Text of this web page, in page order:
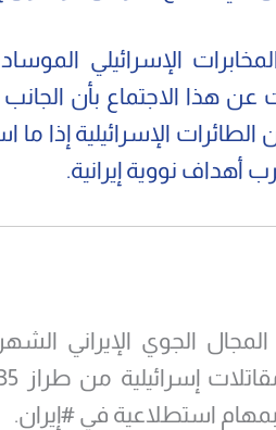
الإسرائيلي
هذا الاجتماع بأن
الإسرائيلية إذا ما
نووية إيرانية.
الجوي الإيراني
استطلاعية في #إيران.